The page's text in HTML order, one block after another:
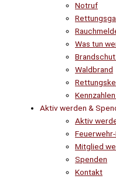
Notruf
Was tun
Waldbrand
Aktiv werden &
Aktiv
Mitglied
Spenden
Kontakt